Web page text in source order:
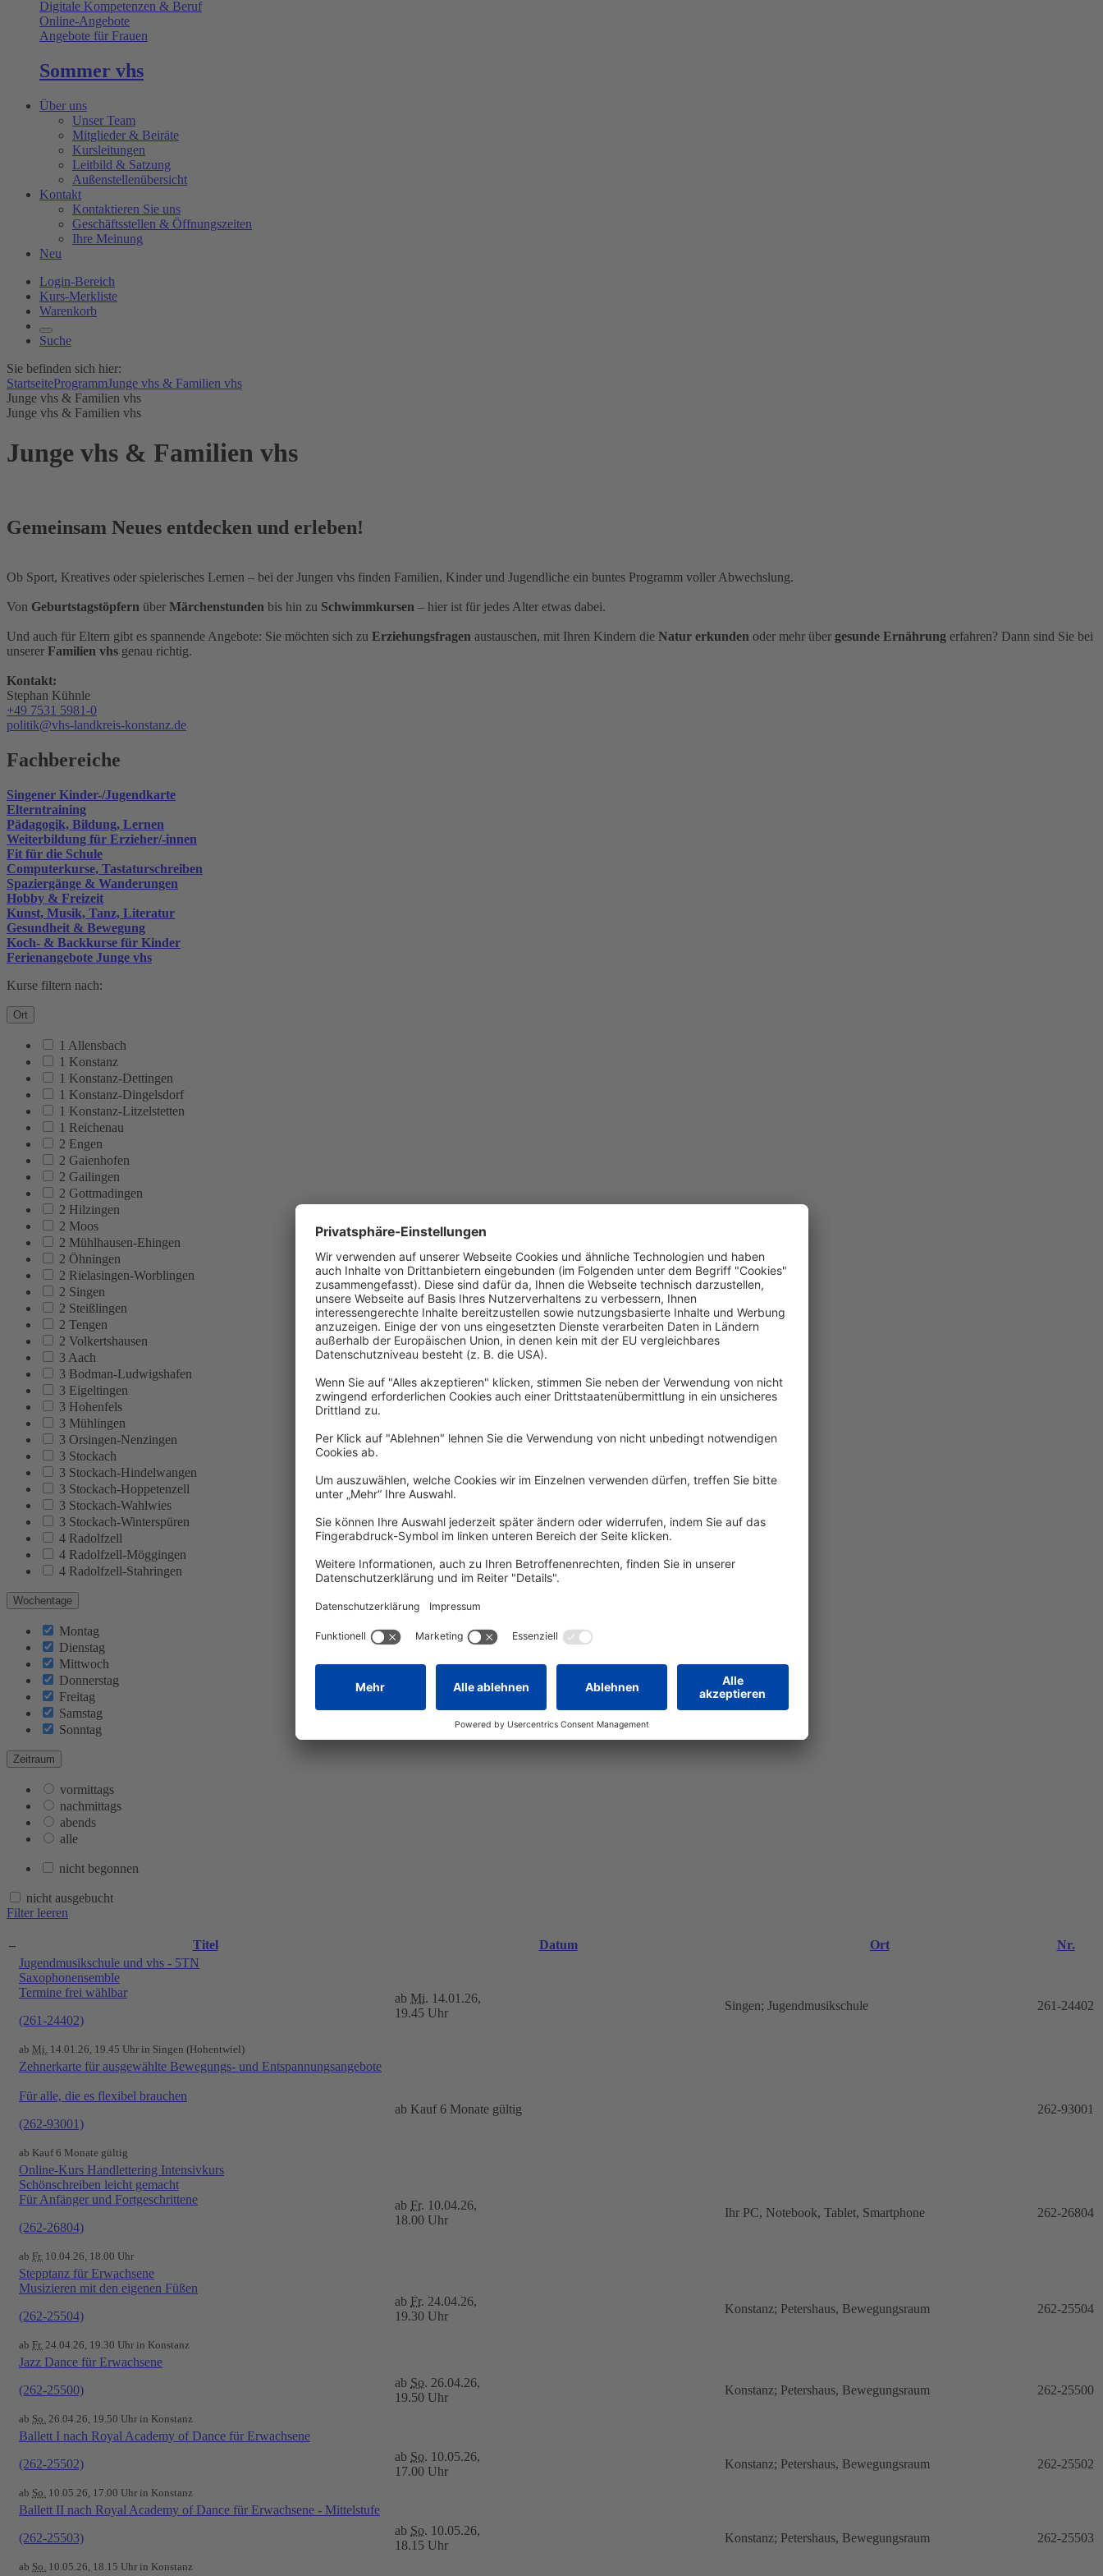
Digitale Kompetenzen & Beruf
Online-Angebote
Angebote für Frauen
Sommer vhs
Über uns
Unser Team
Mitglieder & Beiräte
Kursleitungen
Leitbild & Satzung
Außenstellenübersicht
Kontakt
Kontaktieren Sie uns
Geschäftsstellen & Öffnungszeiten
Ihre Meinung
Neu
Login-Bereich
Kurs-Merkliste
Warenkorb
Suche
Sie befinden sich hier:
StartseiteProgrammJunge vhs & Familien vhs
Junge vhs & Familien vhs
Junge vhs & Familien vhs
Junge vhs & Familien vhs
Gemeinsam Neues entdecken und erleben!
Ob Sport, Kreatives oder spielerisches Lernen – bei der Jungen vhs finden Familien, Kinder und Jugendliche ein buntes Programm voller Abwechslung.
Von Geburtstagstöpfern über Märchenstunden bis hin zu Schwimmkursen – hier ist für jedes Alter etwas dabei.
Und auch für Eltern gibt es spannende Angebote: Sie möchten sich zu Erziehungsfragen austauschen, mit Ihren Kindern die Natur erkunden oder mehr über gesunde Ernährung erfahren? Dann sind Sie bei
unserer Familien vhs genau richtig.
Kontakt:
Stephan Kühnle
+49 7531 5981-0
politik@vhs-landkreis-konstanz.de
Fachbereiche
Singener Kinder-/Jugendkarte
Elterntraining
Pädagogik, Bildung, Lernen
Weiterbildung für Erzieher/-innen
Fit für die Schule
Computerkurse, Tastaturschreiben
Spaziergänge & Wanderungen
Hobby & Freizeit
Kunst, Musik, Tanz, Literatur
Gesundheit & Bewegung
Koch- & Backkurse für Kinder
Ferienangebote Junge vhs
Kurse filtern nach:
Ort
1 Allensbach
1 Konstanz
1 Konstanz-Dettingen
1 Konstanz-Dingelsdorf
1 Konstanz-Litzelstetten
1 Reichenau
2 Engen
2 Gaienhofen
2 Gailingen
2 Gottmadingen
2 Hilzingen
2 Moos
2 Mühlhausen-Ehingen
2 Öhningen
2 Rielasingen-Worblingen
2 Singen
2 Steißlingen
2 Tengen
2 Volkertshausen
3 Aach
3 Bodman-Ludwigshafen
3 Eigeltingen
3 Hohenfels
3 Mühlingen
3 Orsingen-Nenzingen
3 Stockach
3 Stockach-Hindelwangen
3 Stockach-Hoppetenzell
3 Stockach-Wahlwies
3 Stockach-Winterspüren
4 Radolfzell
4 Radolfzell-Möggingen
4 Radolfzell-Stahringen
Wochentage
Montag
Dienstag
Mittwoch
Donnerstag
Freitag
Samstag
Sonntag
Zeitraum
vormittags
nachmittags
abends
alle
nicht begonnen
nicht ausgebucht
Filter leeren
– Titel Datum Ort
Nr.
Jugendmusikschule und vhs - 5TN
Saxophonensemble
Termine frei wählbar
(261-24402)
ab Mi. 14.01.26, 19.45 Uhr in Singen (Hohentwiel)
ab Mi. 14.01.26,
19.45 Uhr
Singen; Jugendmusikschule 261-24402
Zehnerkarte für ausgewählte Bewegungs- und Entspannungsangebote
Für alle, die es flexibel brauchen
(262-93001)
ab Kauf 6 Monate gültig
ab Kauf 6 Monate gültig 262-93001
Online-Kurs Handlettering Intensivkurs
Schönschreiben leicht gemacht
Für Anfänger und Fortgeschrittene
(262-26804)
ab Fr. 10.04.26, 18.00 Uhr
ab Fr. 10.04.26,
18.00 Uhr
Ihr PC, Notebook, Tablet, Smartphone 262-26804
Stepptanz für Erwachsene
Musizieren mit den eigenen Füßen
(262-25504)
ab Fr. 24.04.26, 19.30 Uhr in Konstanz
ab Fr. 24.04.26,
19.30 Uhr
Konstanz; Petershaus, Bewegungsraum 262-25504
Jazz Dance für Erwachsene
(262-25500)
ab So. 26.04.26, 19.50 Uhr in Konstanz
ab So. 26.04.26,
19.50 Uhr
Konstanz; Petershaus, Bewegungsraum 262-25500
Ballett I nach Royal Academy of Dance für Erwachsene
(262-25502)
ab So. 10.05.26, 17.00 Uhr in Konstanz
ab So. 10.05.26,
17.00 Uhr
Konstanz; Petershaus, Bewegungsraum 262-25502
Ballett II nach Royal Academy of Dance für Erwachsene - Mittelstufe
(262-25503)
ab So. 10.05.26, 18.15 Uhr in Konstanz
ab So. 10.05.26,
18.15 Uhr
Konstanz; Petershaus, Bewegungsraum 262-25503